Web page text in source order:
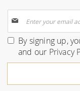
Up
for
Our
By signing up,
and our Privacy